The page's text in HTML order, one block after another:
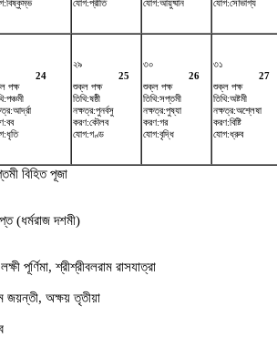
যোগ:প্রীতি
যোগ:আয়ুষ্মান
যোগ:সৌভাগ্য
24
পক্ষ
২৯
25
শুক্ল পক্ষ
তিথি:ষষ্ঠী
নক্ষত্র:পুনর্বসু
করণ:কৌলব
যোগ:গণ্ড
৩০
26
শুক্ল পক্ষ
তিথি:সপ্তমী
নক্ষত্র:পুষ্যা
করণ:গর
যোগ:বৃদ্ধি
৩১
27
শুক্ল পক্ষ
তিথি:অষ্টমী
নক্ষত্র:অশ্লেষা
করণ:বিষ্টি
যোগ:ধ্রুব
বিহিত পূজা
(ধর্মরাজ দশমী)
পূর্ণিমা, শ্রীশ্রীবলরাম রাসযাত্রা
জয়ন্তী, অক্ষয় তৃতীয়া